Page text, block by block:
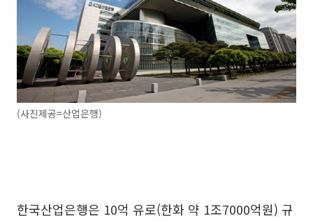
(사진제공=산업은행)
한국산업은행은 10억 유로(한화 약 1조7000억원) 규